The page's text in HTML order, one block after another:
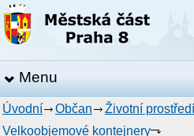
Menu
Úvodní Občan Životní prostředí
Velkoobjemové kontejnery